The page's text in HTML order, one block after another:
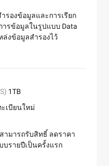
รองข้อมูลและการเรียก
ารข้อมูลในรูปแบบ Data
ล่งข้อมูลสำรองไว้
1TB
เบียนใหม่
ามารถรับสิทธิ์ ลดราคา
บรายปีเป็นครั้งแรก
งธุรกิจและลดผลกระทบจากความ
เป็นไปได้
นที่ลงทะเบียนใหม่
100Gb
งเครือข่ายที่มีความสามารถในก
ความสามารถในการสื่อสารของ
ดับองค์กร
ที่ถูกซื้อโดยผู้ใช้งานครั้งแรก และ
ใหญ่ด้วย MaxCompute
ก็บข้อมูลขนาดใหญ่
ข้อมูลที่เชื่อถือได้ให้บริการบริการ
สถียรมาแล้วมากกว่า 7 ปี และเปิด
ก
ยกเก็บค่าบริการใน ChatAPP
ารจัดการอย่างเต็มรูปแบบเหมาะ
กหลาย เช่น การประมวลผลข้อมูล
ลไทม์ที่ขึ้นอยู่กับความสามารถใน
รตรวจสอบธุรกิจ